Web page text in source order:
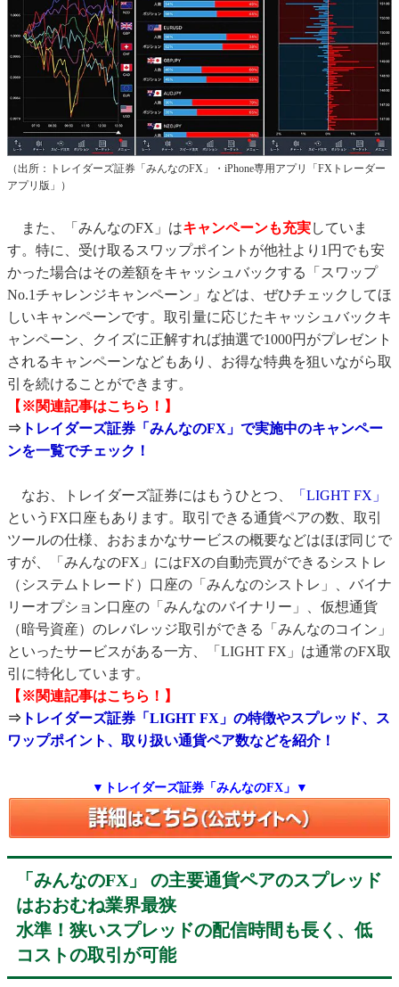
（出所：トレイダーズ証券「みんなのFX」・iPhone専用アプリ「FXトレーダー
アプリ版」）
また、「みんなのFX」はキャンペーンも充実していま
す。特に、受け取るスワップポイントが他社より1円でも安
かった場合はその差額をキャッシュバックする「スワップ
No.1チャレンジキャンペーン」などは、ぜひチェックしてほ
しいキャンペーンです。取引量に応じたキャッシュバックキ
ャンペーン、クイズに正解すれば抽選で1000円がプレゼント
されるキャンペーンなどもあり、お得な特典を狙いながら取
引を続けることができます。
【※関連記事はこちら！】
⇒ トレイダーズ証券「みんなのFX」で実施中のキャンペー
ンを一覧でチェック！
なお、トレイダーズ証券にはもうひとつ、
「LIGHT FX」
というFX口座もあります。取引できる通貨ペアの数、取引
ツールの仕様、おおまかなサービスの概要などはほぼ同じで
すが、「みんなのFX」にはFXの自動売買ができるシストレ
（システムトレード）口座の「みんなのシストレ」、バイナ
リーオプション口座の「みんなのバイナリー」、仮想通貨
（暗号資産）のレバレッジ取引ができる「みんなのコイン」
といったサービスがある一方、「LIGHT FX」は通常のFX取
引に特化しています。
【※関連記事はこちら！】
⇒ トレイダーズ証券「LIGHT FX」の特徴やスプレッド、ス
ワップポイント、取り扱い通貨ペア数などを紹介！
▼トレイダーズ証券「みんなのFX」▼
「みんなのFX」 の主要通貨ペアのスプレッド
はおおむね業界最狭
水準！狭いスプレッドの配信時間も長く、低
コストの取引が可能